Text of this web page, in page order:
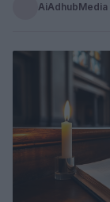
AiAdhubMedia